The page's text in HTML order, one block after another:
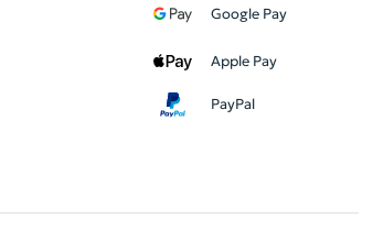
Google Pay
Apple Pay
PayPal